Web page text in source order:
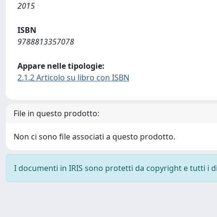
2015
ISBN
9788813357078
Appare nelle tipologie:
2.1.2 Articolo su libro con ISBN
File in questo prodotto:
Non ci sono file associati a questo prodotto.
I documenti in IRIS sono protetti da copyright e tutti i